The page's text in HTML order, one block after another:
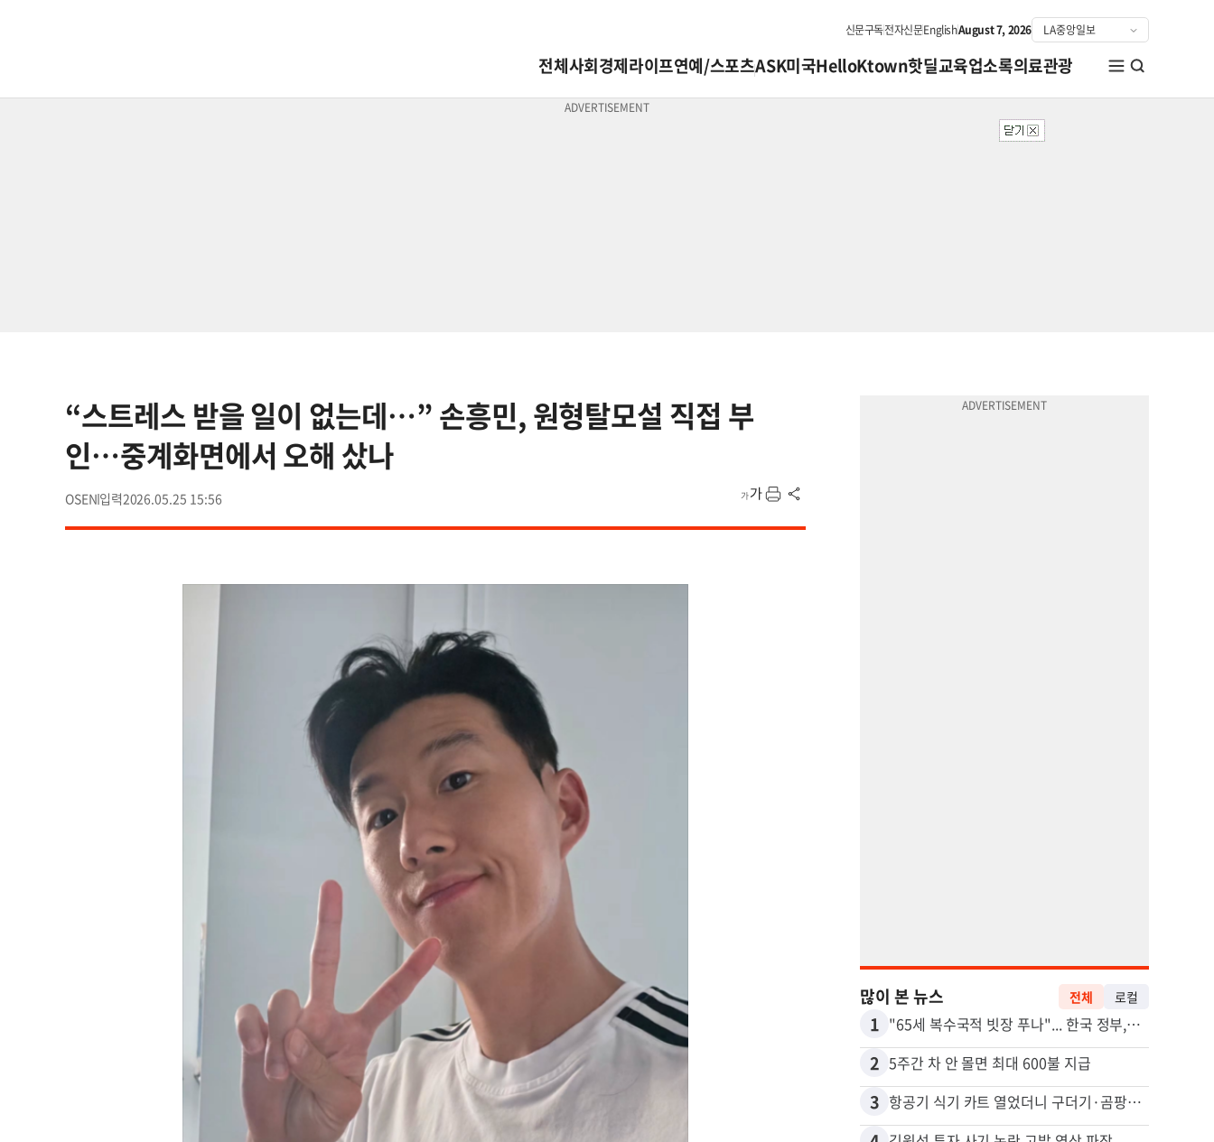
신문구독전자신문EnglishAugust 7, 2026
전체사회경제라이프연예/스포츠ASK미국HelloKtown핫딜교육업소록의료관광
“스트레스 받을 일이 없는데…” 손흥민, 원형탈모설 직접 부
인…중계화면에서 오해 샀나
OSEN 2026.05.25 15:56
많이 본 뉴스 전체 로컬
1 "65세 복수국적 빗장 푸나"... 한국 정부, 연령 완화 전면 추진
2 5주간 차 안 몰면 최대 600불 지급
3 항공기 식기 카트 열었더니 구더기·곰팡이…LAX 기내식 업체 논란